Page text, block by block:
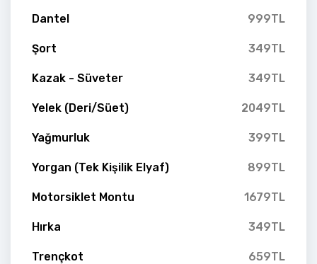
Dantel 999TL
Şort 349TL
Kazak - Süveter 349TL
Yelek (Deri/Süet) 2049TL
Yağmurluk 399TL
Yorgan (Tek Kişilik Elyaf) 899TL
Motorsiklet Montu 1679TL
Hırka 349TL
Trençkot 659TL